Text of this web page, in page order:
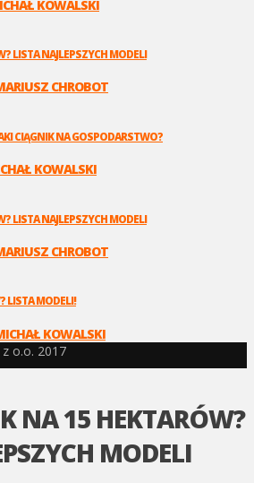
KOWALSKI
LISTA NAJLEPSZYCH MODELI
CHROBOT
CIĄGNIK NA GOSPODARSTWO?
KOWALSKI
LISTA NAJLEPSZYCH MODELI
CHROBOT
LISTA MODELI!
KOWALSKI
o.o. 2017
NA 15 HEKTARÓW?
MODELI